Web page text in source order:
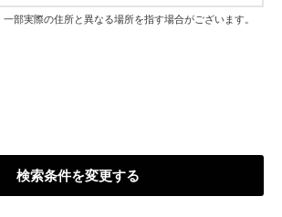
部実際の住所と異なる場所を指す場合がございます。
検索条件を変更する